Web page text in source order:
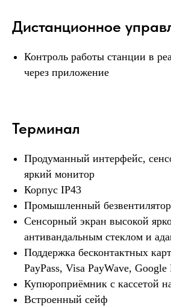
Дистанционное
Контроль работы станции в
через приложение
Терминал
Продуманный интерфейс,
яркий монитор
Корпус IP43
Промышленный
Сенсорный экран высокой
антивандальным стеклом и
Поддержка бесконтактных
PayPass, Visa PayWave, Google
Купюроприёмник с кассетой
Встроенный сейф
Оплатите полностью и получите
станцию под заказ — без переплат
и с быстрым запуском бизнеса.
Аренда с последующим выкупом.
Сохранение оборотных средств +
налоговые льготы. Дадим ответ в
течении дня.
Лизинг